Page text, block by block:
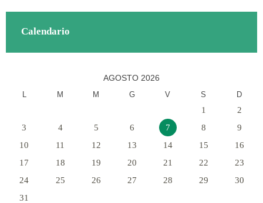
Calendario
AGOSTO 2026
L M M G V S D
1
2
3
4 5 6 7 8
9
10
11 12 13 14 15
16
17
18 19 20 21 22
23
24
25 26 27 28 29
30
31